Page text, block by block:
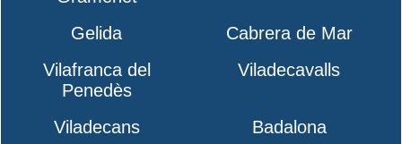
Gelida
Cabrera de Mar
Vilafranca del
Penedès
Viladecavalls
Viladecans
Badalona